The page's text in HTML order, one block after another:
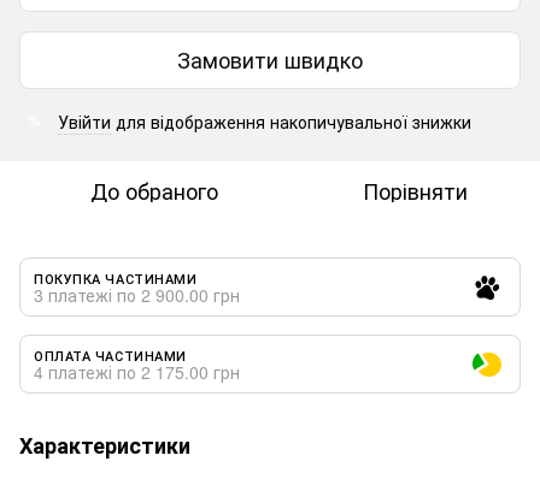
Замовити швидко
Увійти для відображення накопичувальної знижки
До обраного Порівняти
ПОКУПКА ЧАСТИНАМИ
3 платежі по 2 900.00 грн
ОПЛАТА ЧАСТИНАМИ
4 платежі по 2 175.00 грн
Характеристики